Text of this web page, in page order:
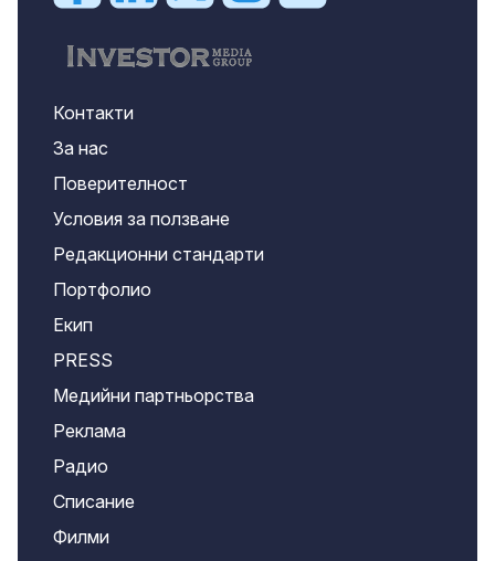
Контакти
За нас
Поверителност
Условия за ползване
Редакционни стандарти
Портфолио
Екип
PRESS
Медийни партньорства
Реклама
Радио
Списание
Филми